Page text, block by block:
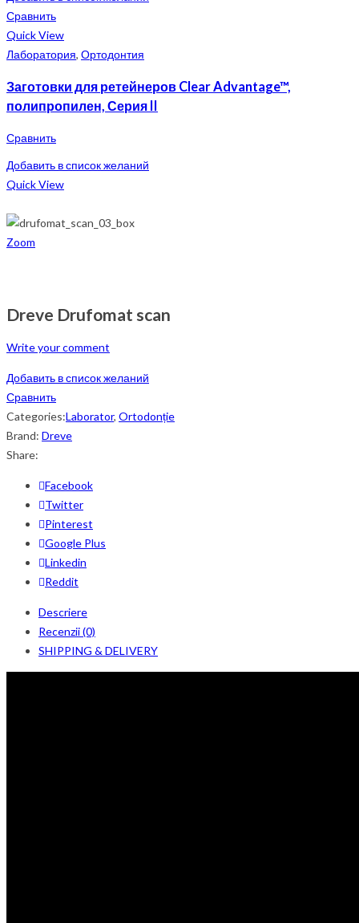
Сравнить
Quick View
Лаборатория, Ортодонтия
Заготовки для ретейнеров Clear Advantage™,
полипропилен, Серия II
Сравнить
Добавить в список желаний
Quick View
Zoom
Dreve Drufomat scan
Write your comment
Добавить в список желаний
Сравнить
Categories:Laborator, Ortodonție
Brand: Dreve
Share:
Facebook
Twitter
Pinterest
Google Plus
Linkedin
Reddit
Descriere
Recenzii (0)
SHIPPING & DELIVERY